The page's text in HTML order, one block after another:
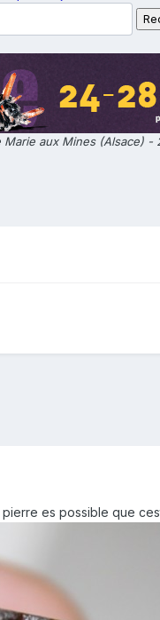
aux Mines (Alsace) -
es possible que